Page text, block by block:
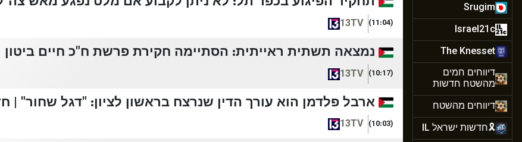
Srugim
Israel21c
The Knesset
דיווחים חמים
מהשטח חדשות
דיווחים מהשטח
🎗️חדשות ישראל IL
(11:04)
13TV
נמצאה תשתית ראייתית: הסתיימה חקירת פרשת ח"כ חיים ביטון |
(10:17)
13TV
ארבל פלדמן הוא עורך הדין שנרצח בראשון לציון: "דגל שחור" |
(10:03)
13TV